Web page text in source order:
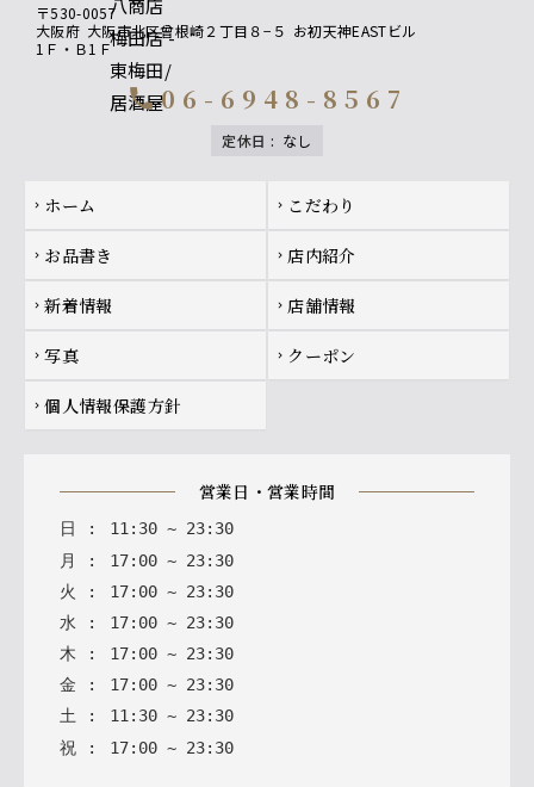
〒530-0057
大阪府 大阪市北区曾根崎２丁目８−５ お初天神EASTビル
1Ｆ・Ｂ1Ｆ
call06-6948-8567
定休日 : なし
Footer navigation
chevron_right ホーム chevron_right こだわり
chevron_right お品書き chevron_right 店内紹介
chevron_right 新着情報 chevron_right 店舗情報
chevron_right 写真 chevron_right クーポン
chevron_right 個人情報保護方針
営業日・営業時間
日 : 11: 30 ~ 23: 30
月
: 17: 00 ~ 23: 30
火
: 17: 00 ~ 23: 30
水 : 17: 00 ~ 23: 30
木 : 17: 00 ~ 23: 30
金 : 17: 00 ~ 23: 30
土 : 11: 30 ~ 23: 30
祝 : 17: 00 ~ 23: 30